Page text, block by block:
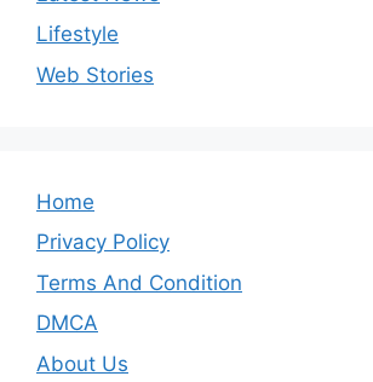
Lifestyle
Web Stories
Home
Privacy Policy
Terms And Condition
DMCA
About Us